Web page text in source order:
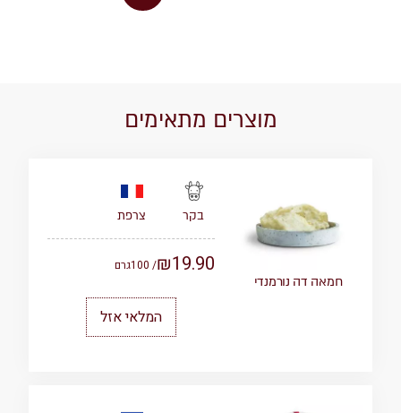
מוצרים מתאימים
חמאה דה נורמנדי
בקר צרפת
₪19.90
/ 100 גרם
המלאי אזל